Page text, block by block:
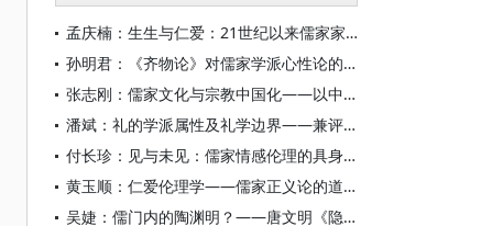
孟庆楠：生生与仁爱：21世纪以来儒家家庭伦理研究述评
孙明君：《齐物论》对儒家学派心性论的回应
张志刚：儒家文化与宗教中国化——以中国宗教通史为线索的学理沉思
潘斌：礼的学派属性及礼学边界——兼评当前中国民俗学、历史人类学所言之“礼”
付长珍：见与未见：儒家情感伦理的具身性维度
黄玉顺：仁爱伦理学——儒家正义论的道德哲学基础效应
吴婕：儒门内的陶渊明？——唐文明《隐逸之间：陶渊明精神世界中的自然、历史与社会》读后